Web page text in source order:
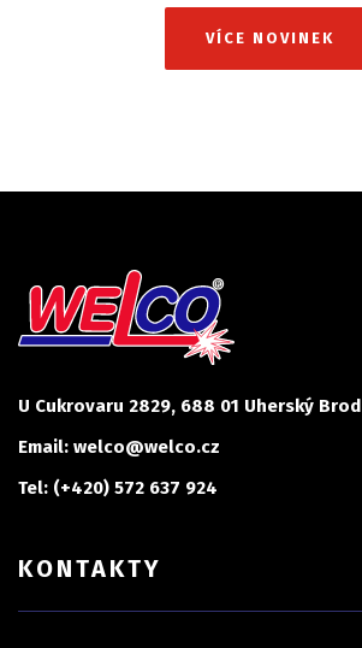
VÍCE NOVINEK
U Cukrovaru 2829, 688 01 Uherský Brod
Email: welco@welco.cz
Tel: (+420) 572 637 924
KONTAKTY